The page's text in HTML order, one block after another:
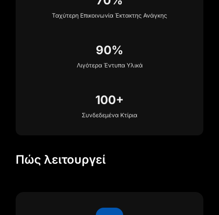
Ταχύτερη Επικοινωνία Έκτακτης Ανάγκης
90%
Λιγότερα Έντυπα Υλικά
100+
Συνδεδεμένα Κτίρια
Πώς λειτουργεί